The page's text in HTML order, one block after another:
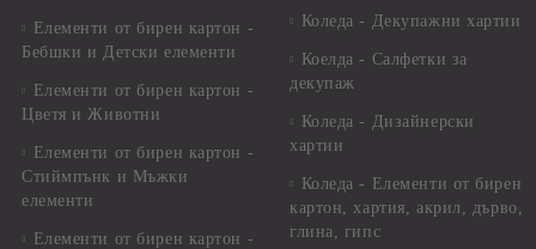
Елементи от бирен картон -
Бебшки и Детски елементи
Елементи от бирен картон -
Цветя и Животни
Елементи от бирен картон -
Стиймпънк и Мъжки
елементи
Елементи от бирен картон -
Коледа - Декупажни хартии
Коелда - Салфетки за
декупаж
Коледа - Дизайнерски
хартии
Коледа - Eлементи от бирен
картон, хартия, акрил, дърво,
глина, гипс